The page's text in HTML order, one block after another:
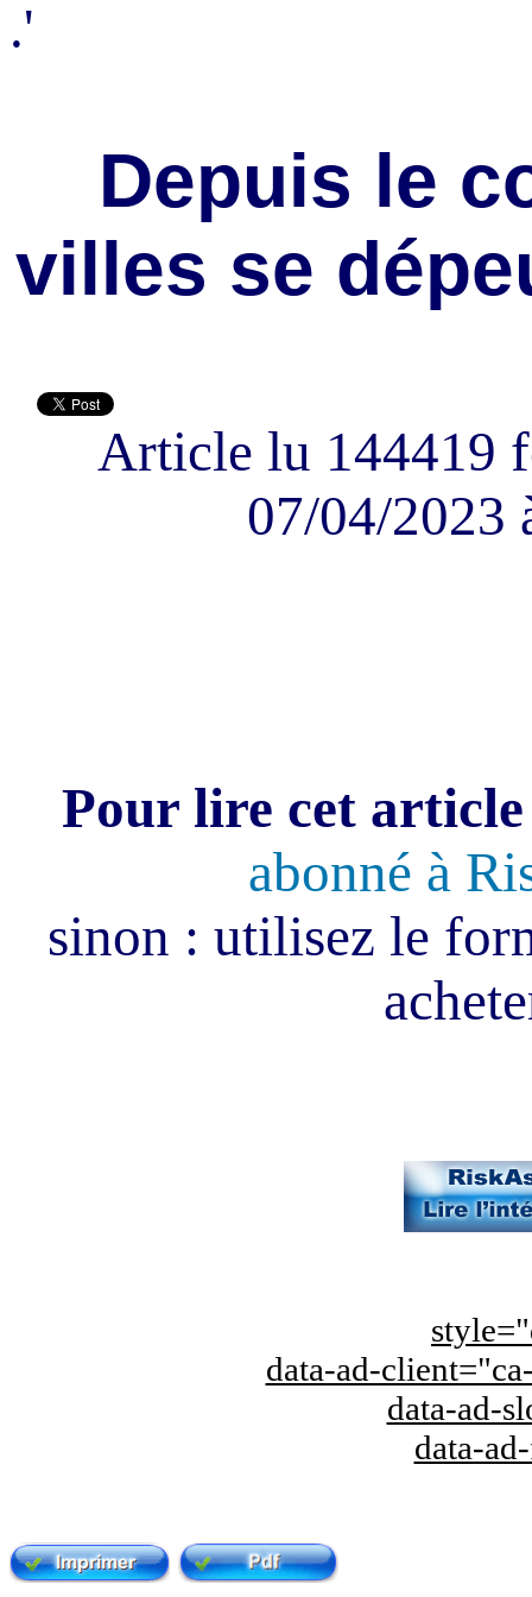
.'
Depuis le
villes se
Article lu 144419
07/04/2023
Pour lire cet
abonné à
sinon : utilisez le
data-ad-
data-ad-
data-